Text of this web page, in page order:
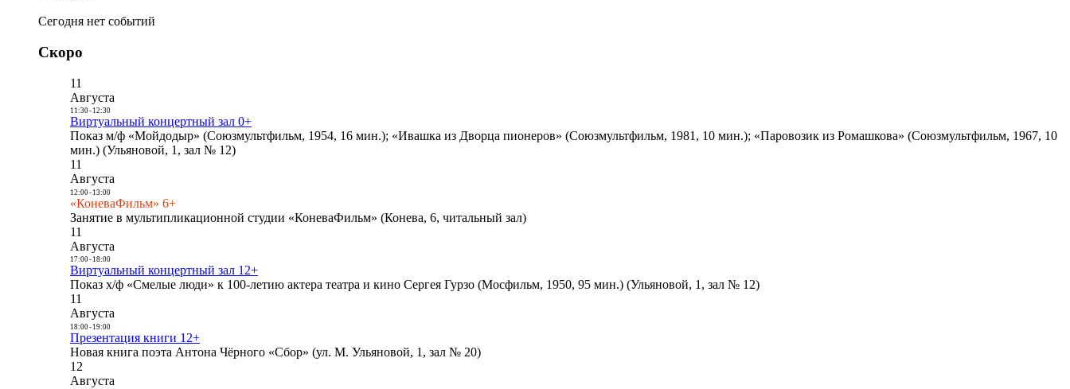
Сегодня нет событий
Скоро
11
Августа
11:30- 12:30
Виртуальный концертный зал 0+
Показ м/ф «Мойдодыр» (Союзмультфильм, 1954, 16 мин.); «Ивашка из Дворца пионеров» (Союзмультфильм, 1981, 10 мин.); «Паровозик из Ромашкова» (Союзмультфильм, 1967, 10
мин.) (Ульяновой, 1, зал № 12)
11
Августа
12:00- 13:00
«КоневаФильм» 6+
Занятие в мультипликационной студии «КоневаФильм» (Конева, 6, читальный зал)
11
Августа
17:00- 18:00
Виртуальный концертный зал 12+
Показ х/ф «Смелые люди» к 100-летию актера театра и кино Сергея Гурзо (Мосфильм, 1950, 95 мин.) (Ульяновой, 1, зал № 12)
11
Августа
18:00- 19:00
Презентация книги 12+
Новая книга поэта Антона Чёрного «Сбор» (ул. М. Ульяновой, 1, зал № 20)
12
Августа